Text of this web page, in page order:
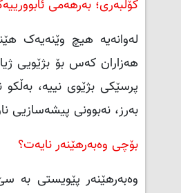
کۆڵبەری؛ بەرهەمی
لەوانەیە هیچ وێنەیەک
هەزاران کەس بۆ بژێویی
پرسێکی بژێوی نییە،
بەرز، نەبوونی پیشەسازیی
بۆچی وەبەرهێنەر نایەت؟
وەبەرهێنەر پێویستی بە